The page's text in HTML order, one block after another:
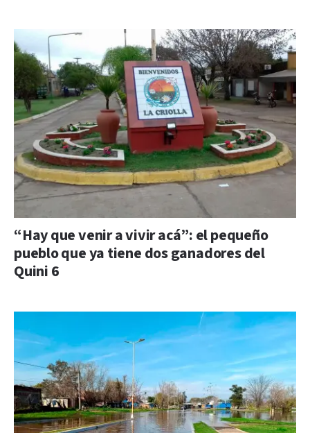
“Hay que venir a vivir acá”: el pequeño
pueblo que ya tiene dos ganadores del
Quini 6